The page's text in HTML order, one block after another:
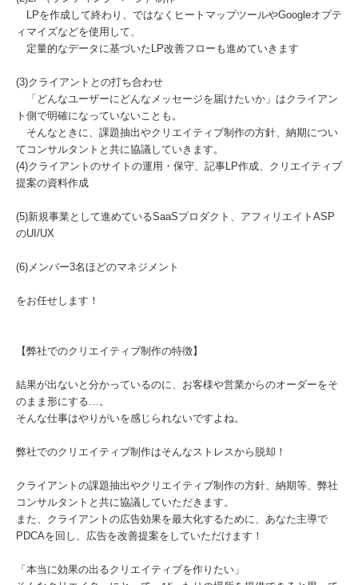
LPを作成して終わり、ではなくヒートマップツールやGoogleオプテ
ィマイズなどを使用して、
定量的なデータに基づいたLP改善フローも進めていきます
(3)クライアントとの打ち合わせ
「どんなユーザーにどんなメッセージを届けたいか」はクライアン
ト側で明確になっていないことも。
そんなときに、課題抽出やクリエイティブ制作の方針、納期につい
てコンサルタントと共に協議していきます。
(4)クライアントのサイトの運用・保守、記事LP作成、クリエイティブ
提案の資料作成
(5)新規事業として進めているSaaSプロダクト、アフィリエイトASP
のUI/UX
(6)メンバー3名ほどのマネジメント
をお任せします！
【弊社でのクリエイティブ制作の特徴】
結果が出ないと分かっているのに、お客様や営業からのオーダーをそ
のまま形にする…。
そんな仕事はやりがいを感じられないですよね。
弊社でのクリエイティブ制作はそんなストレスから脱却！
クライアントの課題抽出やクリエイティブ制作の方針、納期等、弊社
コンサルタントと共に協議していただきます。
また、クライアントの広告効果を最大化するために、あなた主導で
PDCAを回し、広告を改善提案をしていただけます！
「本当に効果の出るクリエイティブを作りたい」